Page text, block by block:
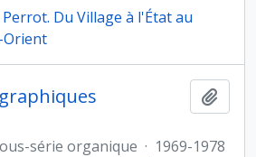
Perrot. Du Village à l'État au
Orient
série organique · 1969-1978